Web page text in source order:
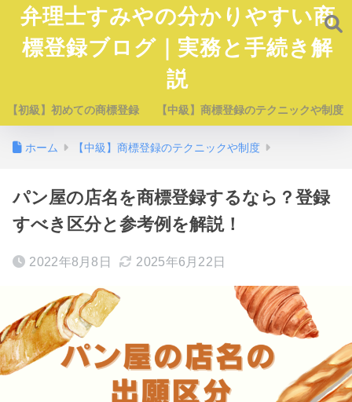
弁理士すみやの分かりやすい商
標登録ブログ｜実務と手続き解
説
【初級】初めての商標登録 【中級】商標登録のテクニックや制度
ホーム 【中級】商標登録のテクニックや制度
パン屋の店名を商標登録するなら？登録
すべき区分と参考例を解説！
2022年8月8日 2025年6月22日